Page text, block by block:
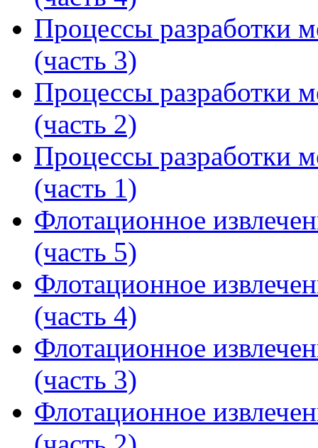
Процессы разработки
(часть 3)
Процессы разработки
(часть 2)
Процессы разработки
(часть 1)
Флотационное
(часть 5)
Флотационное
(часть 4)
Флотационное
(часть 3)
Флотационное